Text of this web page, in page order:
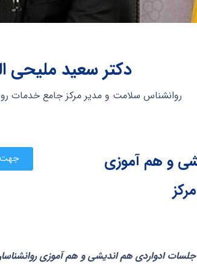
دکتر سعید ملیحی
روانشناس سلامت و مدیر مرکز جامع خدمات
و هم آموزی
جهت
ادواردی هم اندیشی و هم آموزی